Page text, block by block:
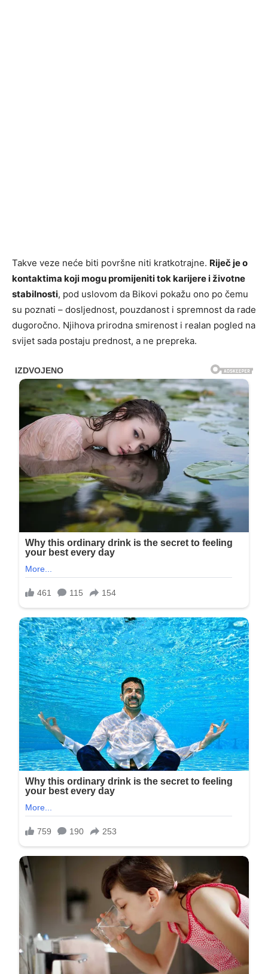
Takve veze neće biti površne niti kratkotrajne. Riječ je o
kontaktima koji mogu promijeniti tok karijere i životne
stabilnosti, pod uslovom da Bikovi pokažu ono po čemu
su poznati – dosljednost, pouzdanost i spremnost da rade
dugoročno. Njihova prirodna smirenost i realan pogled na
svijet sada postaju prednost, a ne prepreka.